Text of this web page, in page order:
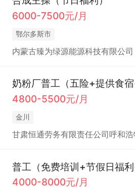
6000-7500元/月
鄂尔多斯市
内蒙古臻为绿源能源科技有限公司
奶粉厂普工（五险+提供食宿
4800-5500元/月
金川
甘肃恒通劳务有限责任公司呼和浩
4000-8000元/月